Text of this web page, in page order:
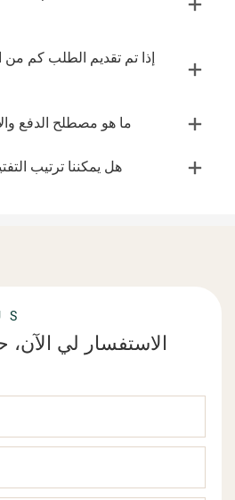
إذا تم تقديم الطلب كم
ما هو مصطلح الدفع
هل يمكننا ترتيب
الاستفسار لي